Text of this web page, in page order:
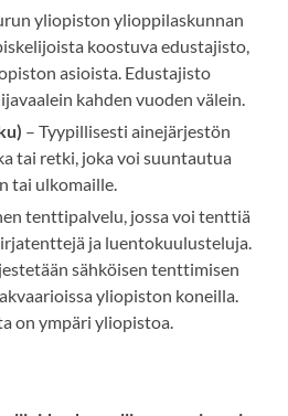
yliopiston ylioppilaskunnan
koostuva edustajisto,
asioista. Edustajisto
kahden vuoden välein.
– Tyypillisesti ainejärjestön
tai retki, joka voi suuntautua
tai ulkomaille.
tenttipalvelu, jossa voi tenttiä
ja luentokuulusteluja.
sähköisen tenttimisen
yliopiston koneilla.
on ympäri yliopistoa.